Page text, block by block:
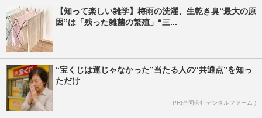
【知って楽しい雑学】梅雨の洗濯、生乾き臭“最大の原
因”は「残った雑菌の繁殖」“三...
“宝くじは運じゃなかった”当たる人の“共通点”を知っ
ただけ
PR(合同会社デジタルファーム )